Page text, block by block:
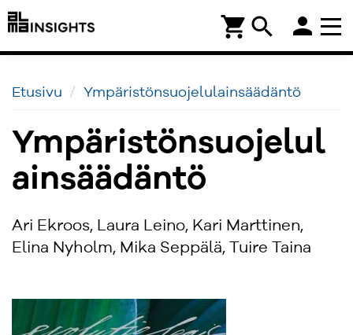
search
shopping_cart person
Etusivu Ympäristönsuojelulainsäädäntö
Ympäristönsuojelul
ainsäädäntö
Ari Ekroos, Laura Leino, Kari Marttinen,
Elina Nyholm, Mika Seppälä, Tuire Taina